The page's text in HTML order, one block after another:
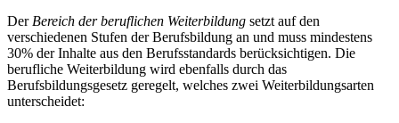
DerBereich der beruflichen Weiterbildung setzt auf den
verschiedenen Stufen der Berufsbildung an und muss mindestens
30% der Inhalte aus den Berufsstandards berücksichtigen. Die
berufliche Weiterbildung wird ebenfalls durch das
Berufsbildungsgesetz geregelt, welches zwei Weiterbildungsarten
unterscheidet: